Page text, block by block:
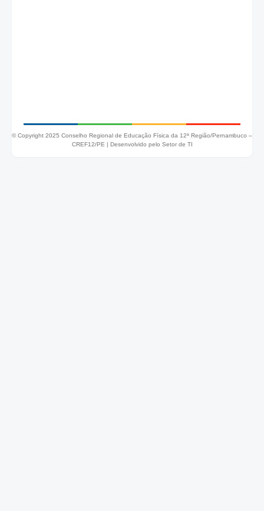
© Copyright 2025 Conselho Regional de Educação Física da 12ª Região/Pernambuco –
CREF12/PE | Desenvolvido pelo Setor de TI